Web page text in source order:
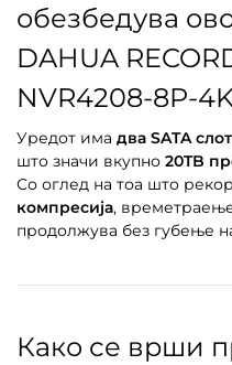
обезбедува
DAHUA
NVR4208-8P-
Уредот има два SATA
што значи вкупно 20TB
Со оглед на тоа што
компресија,
продолжува без губење
Како се врши